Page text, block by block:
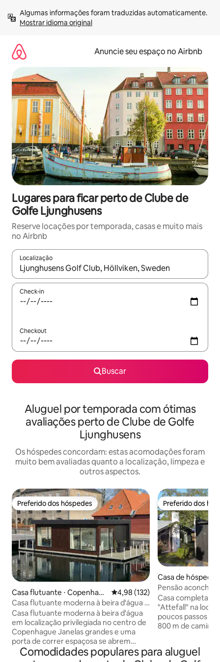
para
Mostrar idioma original
Anuncie seu espaço no Airbnb
Lugares para ficar perto de Clube de
Golfe Ljunghusens
Reserve locações por temporada, casas e muito mais
no Airbnb
Localização
Quando os resultados estiverem disponíveis, explore-os
Check-in
Checkout
Buscar
Aluguel por temporada com ótimas
avaliações perto de Clube de Golfe
Ljunghusens
Os hóspedes concordam: estas acomodações foram
muito bem avaliadas quanto a localização, limpeza e
outros aspectos.
Preferido dos hóspedes
Preferido dos hóspedes
Casa flutuante ⋅ Copenhagu
e
4,98 de uma avaliação média de
4,98 (132)
Casa flutuante moderna à beira d'água ·
Região central nobre
Casa flutuante moderna à beira d'água
em localização privilegiada no centro de
Copenhague Janelas grandes e uma
porta de correr espaçosa se abrem
diretamente para a água, criando um
espaço de estar luminoso e tranquilo. A
Preferido dos
Preferido dos
Casa de
Pensão
Casa
"Attefall" na
poucos passos
800 m de
lareira e loft
Comodidades populares para aluguel